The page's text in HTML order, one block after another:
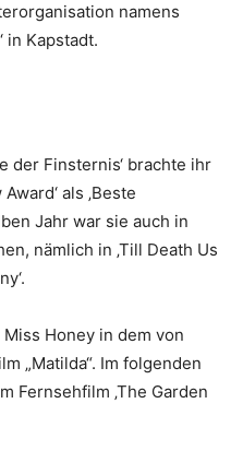
namens
in Kapstadt.
der Finsternis‘ brachte ihr
als ‚Beste
Jahr war sie auch in
nämlich in ‚Till Death Us
Honey in dem von
„Matilda“. Im folgenden
Fernsehfilm ‚The Garden